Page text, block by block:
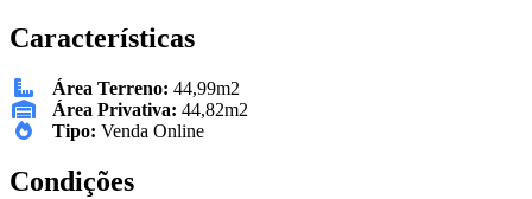
Características
Área Terreno: 44,99m2
Área Privativa: 44,82m2
Tipo: Venda Online
Condições